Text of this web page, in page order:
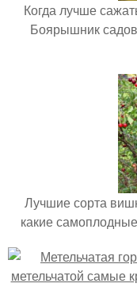
Когда лучше
Боярышник
Лучшие сорта
какие